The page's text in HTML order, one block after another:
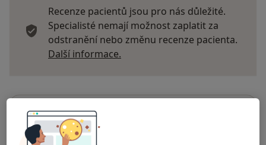
Recenze pacientů jsou pro nás důležité.
Specialisté nemají možnost zaplatit za
odstranění nebo změnu recenze pacienta.
Další informace.
Hledejte v názorech